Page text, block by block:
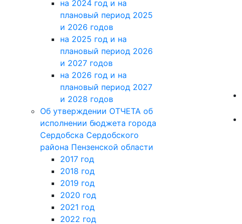
на 2024 год и на
плановый период 2025
и 2026 годов
на 2025 год и на
плановый период 2026
и 2027 годов
на 2026 год и на
плановый период 2027
и 2028 годов
Об утверждении ОТЧЕТА об
исполнении бюджета города
Сердобска Сердобского
района Пензенской области
2017 год
2018 год
2019 год
2020 год
2021 год
2022 год